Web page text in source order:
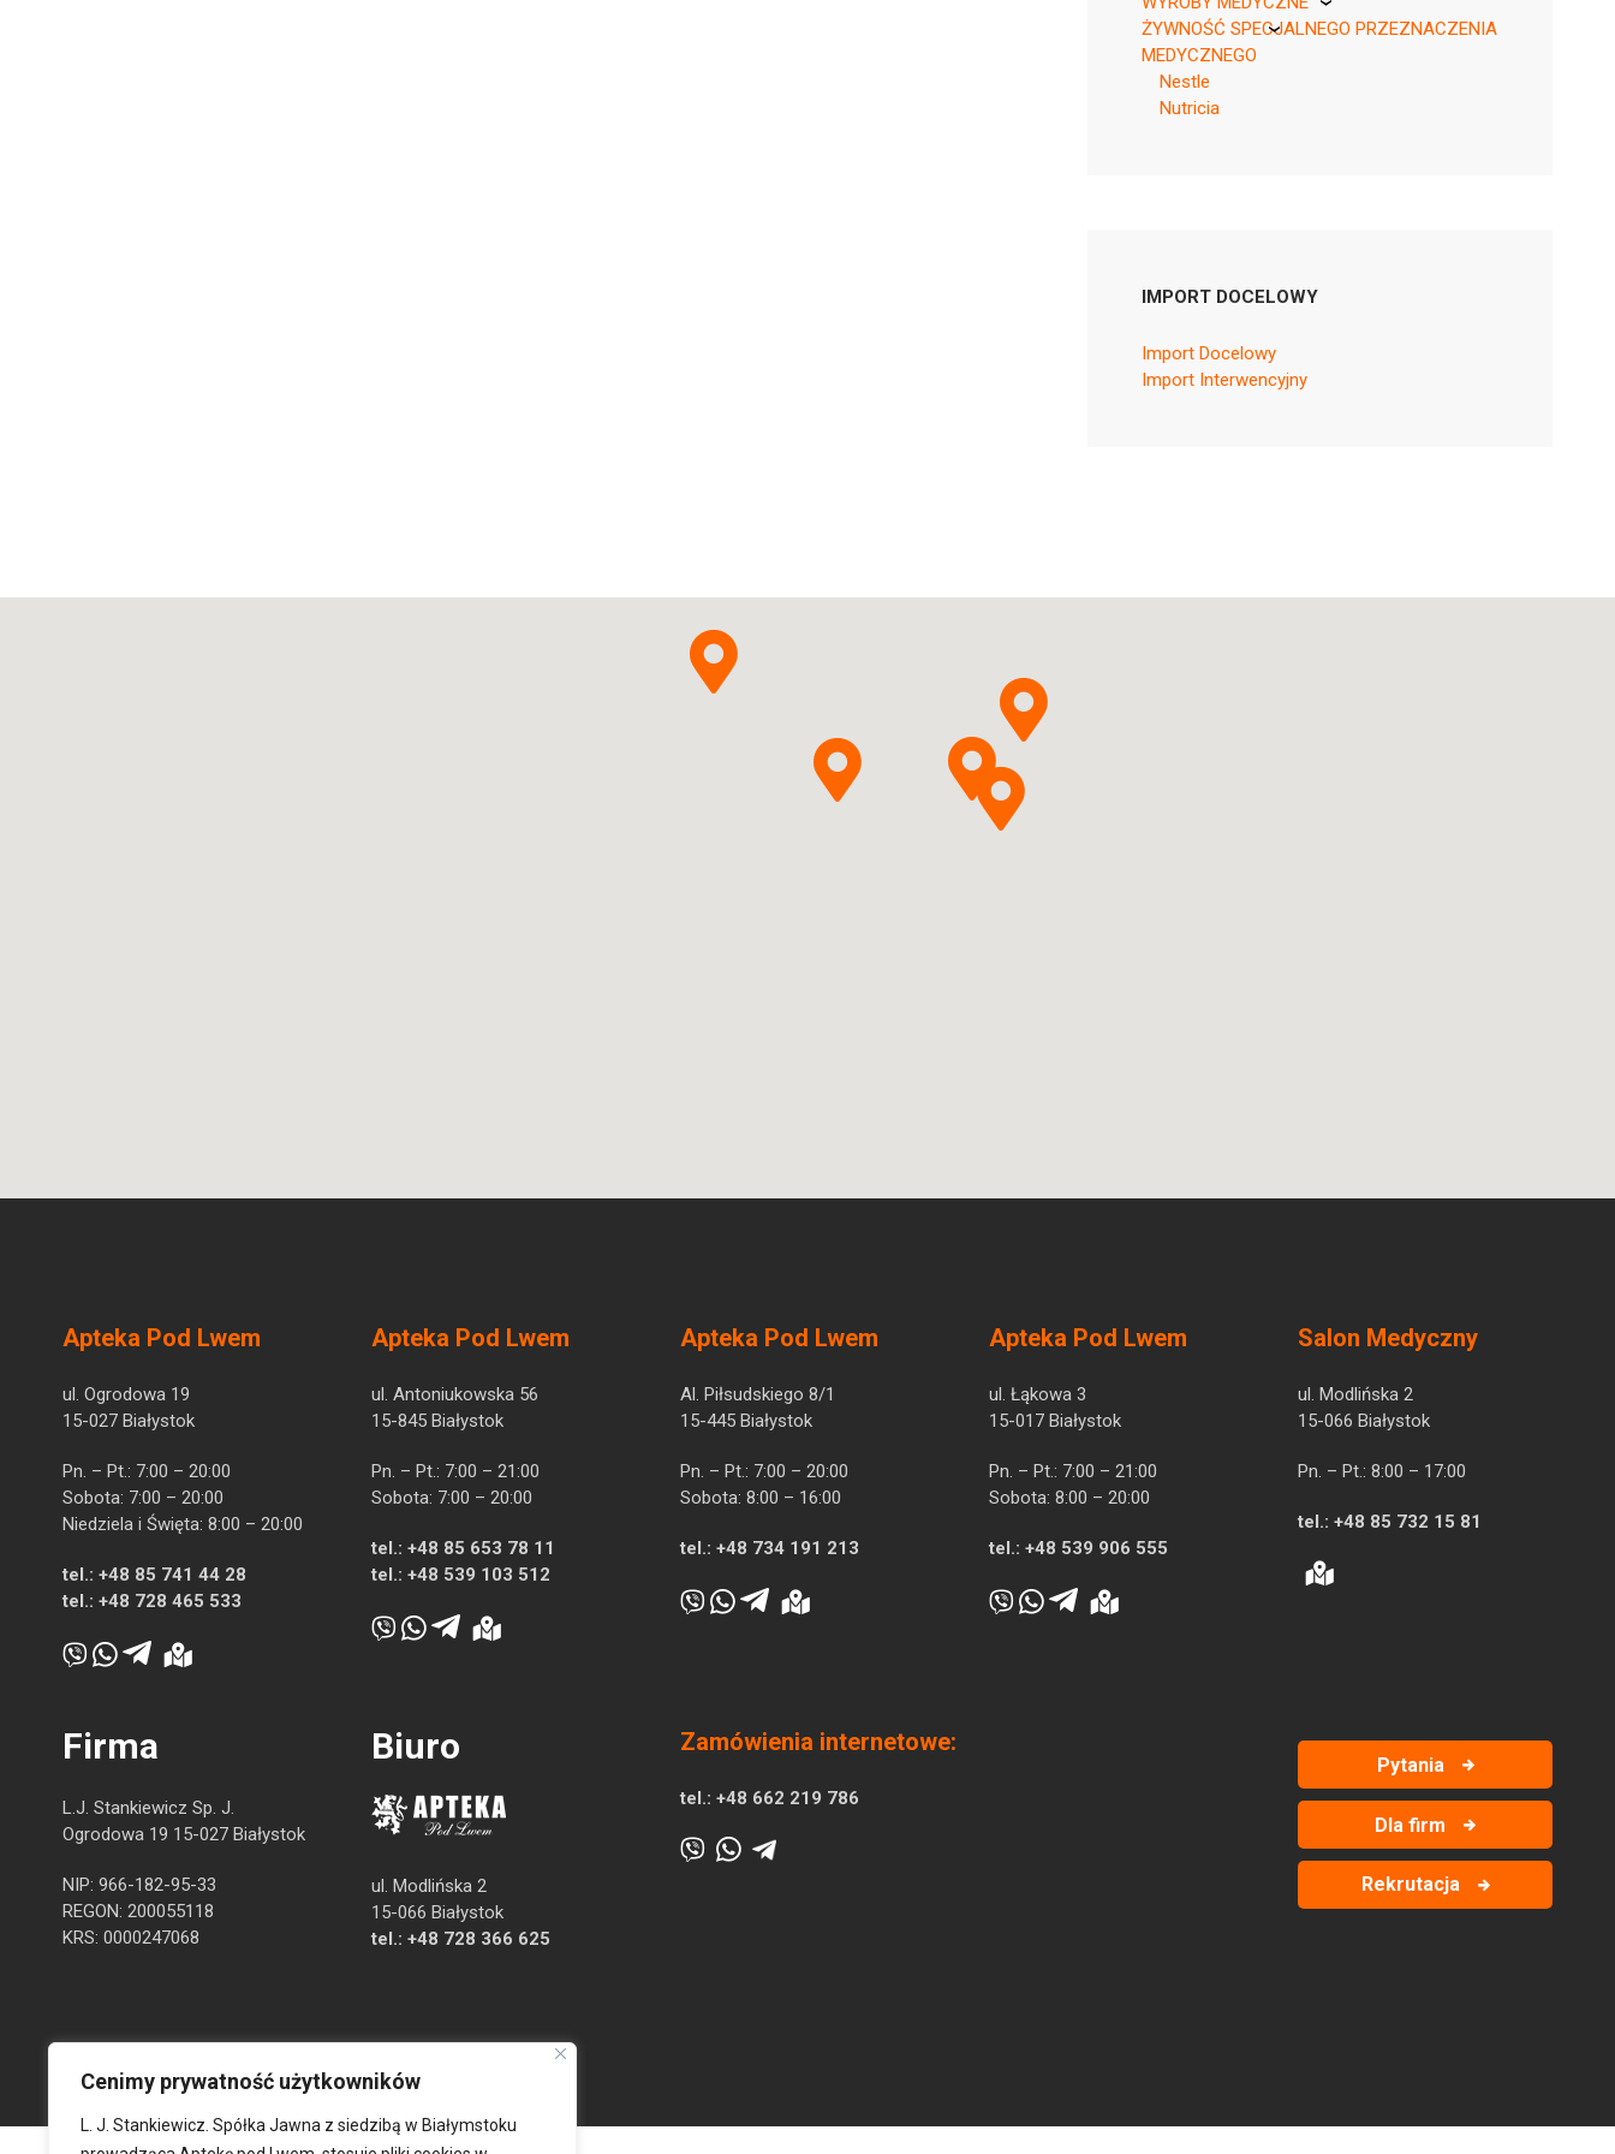
Cenimy prywatność użytkowników
L. J. Stankiewicz. Spółka Jawna z siedzibą w Białymstoku
KikGel
ŻYWNOŚĆ SPECJALNEGO PRZEZNACZENIA
MEDYCZNEGO
Nestle
Nutricia
IMPORT DOCELOWY
Import Docelowy
Import Interwencyjny
Apteka Pod Lwem
ul. Ogrodowa 19
15-027 Białystok
Pn. – Pt.: 7:00 – 20:00
Sobota: 7:00 – 20:00
Niedziela i Święta: 8:00 – 20:00
tel.: +48 85 741 44 28
tel.: +48 728 465 533
Apteka Pod Lwem
ul. Antoniukowska 56
15-845 Białystok
Pn. – Pt.: 7:00 – 21:00
Sobota: 7:00 – 20:00
tel.: +48 85 653 78 11
tel.: +48 539 103 512
Apteka Pod Lwem
Al. Piłsudskiego 8/1
15-445 Białystok
Pn. – Pt.: 7:00 – 20:00
Sobota: 8:00 – 16:00
tel.: +48 734 191 213
Apteka Pod Lwem
ul. Łąkowa 3
15-017 Białystok
Pn. – Pt.: 7:00 – 21:00
Sobota: 8:00 – 20:00
tel.: +48 539 906 555
Salon Medyczny
ul. Modlińska 2
15-066 Białystok
Pn. – Pt.: 8:00 – 17:00
tel.: +48 85 732 15 81
Firma
L.J. Stankiewicz Sp. J.
Ogrodowa 19 15-027 Białystok
NIP: 966-182-95-33
REGON: 200055118
KRS: 0000247068
Biuro
ul. Modlińska 2
15-066 Białystok
tel.: +48 728 366 625
Zamówienia internetowe:
tel.: +48 662 219 786
Pytania
Dla firm
Rekrutacja